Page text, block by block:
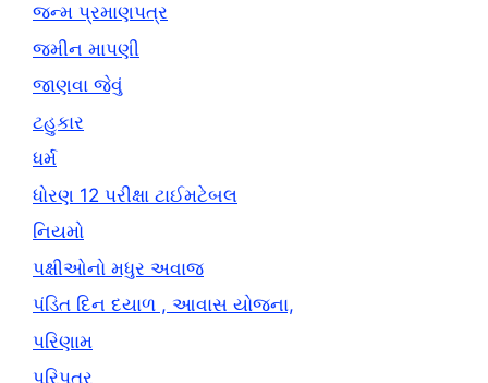
જન્મ પ્રમાણપત્ર
જમીન માપણી
જાણવા જેવું
ટહુકાર
ધર્મ
ધોરણ 12 પરીક્ષા ટાઈમટેબલ
નિયમો
પક્ષીઓનો મધુર અવાજ
પંડિત દિન દયાળ , આવાસ યોજના,
પરિણામ
પરિપત્ર